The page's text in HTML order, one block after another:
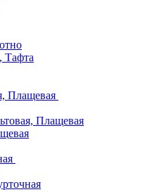
Тафта
Плащевая
Плащевая